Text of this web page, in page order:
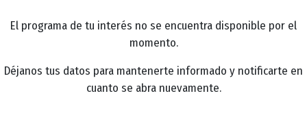
El programa de tu interés no se encuentra disponible por el
momento.
Déjanos tus datos para mantenerte informado y notificarte en
cuanto se abra nuevamente.